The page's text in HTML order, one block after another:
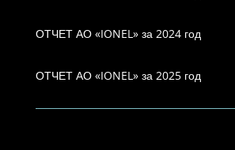
ОТЧЕТ АО «IONEL» за 2024 год
ОТЧЕТ АО «IONEL» за 2025 год